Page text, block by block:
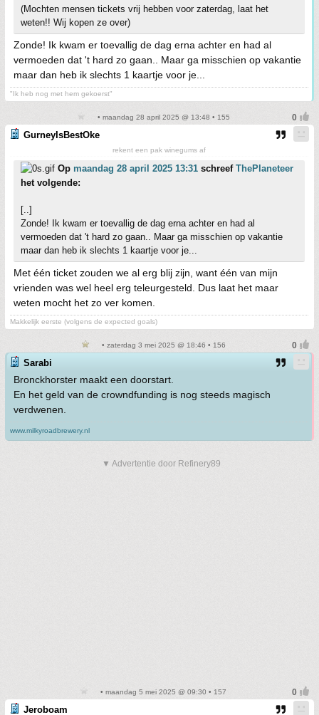
(Mochten mensen tickets vrij hebben voor zaterdag, laat het
weten!! Wij kopen ze over)
Zonde! Ik kwam er toevallig de dag erna achter en had al
vermoeden dat 't hard zo gaan.. Maar ga misschien op vakantie
maar dan heb ik slechts 1 kaartje voor je...
"Ik heb nog met hem gekoerst"
• maandag 28 april 2025 @ 13:48 • 155
GurneyIsBestOke
rekent een pak winegums af
Op maandag 28 april 2025 13:31 schreef ThePlaneteer
het volgende:
[..]
Zonde! Ik kwam er toevallig de dag erna achter en had al
vermoeden dat 't hard zo gaan.. Maar ga misschien op vakantie
maar dan heb ik slechts 1 kaartje voor je...
Met één ticket zouden we al erg blij zijn, want één van mijn
vrienden was wel heel erg teleurgesteld. Dus laat het maar
weten mocht het zo ver komen.
Makkelijk eerste (volgens de expected goals)
• zaterdag 3 mei 2025 @ 18:46 • 156
Sarabi
Bronckhorster maakt een doorstart.
En het geld van de crowndfunding is nog steeds magisch
verdwenen.
www.milkyroadbrewery.nl
▼ Advertentie door Refinery89
• maandag 5 mei 2025 @ 09:30 • 157
Jeroboam